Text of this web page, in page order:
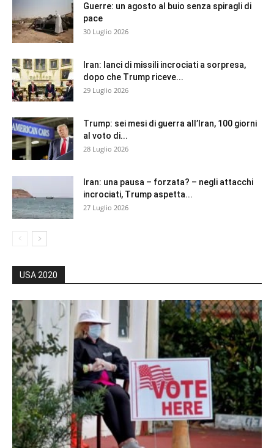
Guerre: un agosto al buio senza spiragli di
pace
30 Luglio 2026
Iran: lanci di missili incrociati a sorpresa,
dopo che Trump riceve...
29 Luglio 2026
Trump: sei mesi di guerra all’Iran, 100 giorni
al voto di...
28 Luglio 2026
Iran: una pausa – forzata? – negli attacchi
incrociati, Trump aspetta...
27 Luglio 2026
USA 2020